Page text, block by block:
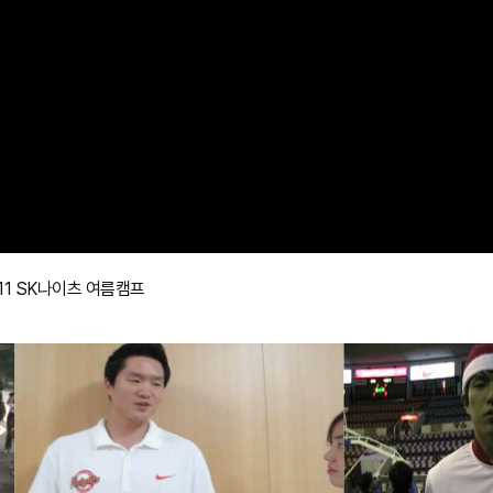
SK나이츠 여름캠프